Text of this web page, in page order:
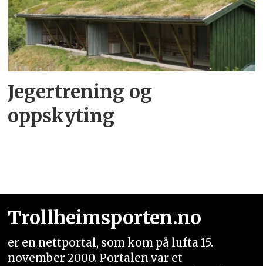
Jegertrening og
oppskyting
Trollheimsporten.no
er en nettportal, som kom på lufta 15.
november 2000. Portalen var et